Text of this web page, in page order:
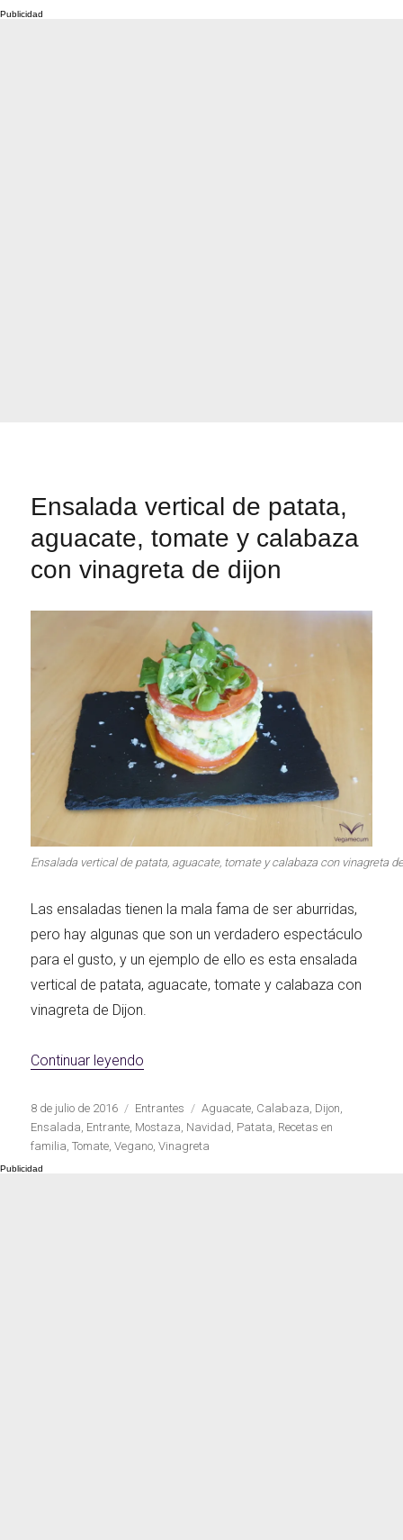
Ensalada vertical de patata,
aguacate, tomate y calabaza
con vinagreta de dijon
Ensalada vertical de patata, aguacate, tomate y calabaza con vinagreta
Las ensaladas tienen la mala fama de ser aburridas,
pero hay algunas que son un verdadero espectáculo
para el gusto, y un ejemplo de ello es esta ensalada
vertical de patata, aguacate, tomate y calabaza con
vinagreta de Dijon.
Continuar leyendo
Publicado
el
8 de julio de 2016 Categorías
Entrantes Etiquetas
Aguacate, Calabaza, Dijon,
Ensalada, Entrante, Mostaza, Navidad, Patata, Recetas en
familia,Tomate,Vegano,Vinagreta